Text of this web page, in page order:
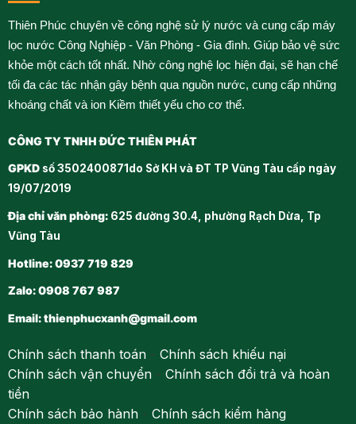
Thiên Phúc chuyên về công nghệ sử lý nước và cung cấp máy
lọc nước Công Nghiệp - Văn Phòng - Gia đình. Giúp bảo vệ sức
khỏe một cách tốt nhất. Nhờ công nghệ lọc hiện đại, sẽ hạn chế
tối đa các tác nhận gây bệnh qua nguồn nước, cung cấp những
khoáng chất và ion Kiềm thiết yếu cho cơ thể.
CÔNG TY TNHH ĐỨC THIÊN PHÁT
GPKDsố 3502400871do Sở KH và ĐT TP Vũng Tàu cấp ngày
19/07/2019
Địa chỉ văn phòng:625 đường 30.4, phường Rạch Dừa, Tp
Vũng Tàu
Hotline: 0937 719 829
Zalo: 0908 767 987
Email:thienphucxanh@gmail.com
Chính sách thanh toán- Chính sách khiếu nại
Chính sách vận chuyển- Chính sách đổi trả và hoàn
tiền
Chính sách bảo hành- Chính sách kiểm hàng